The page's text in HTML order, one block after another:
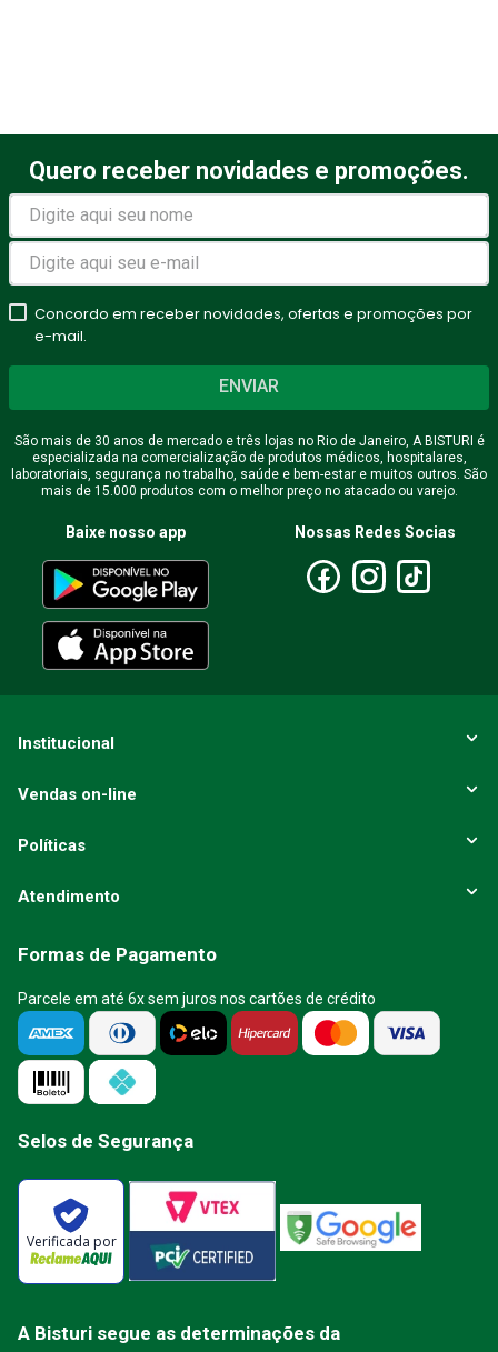
Quero receber novidades e promoções.
Concordo em receber novidades, ofertas e promoções por
e-mail.
ENVIAR
São mais de 30 anos de mercado e três lojas no Rio de Janeiro, A BISTURI é
especializada na comercialização de produtos médicos, hospitalares,
laboratoriais, segurança no trabalho, saúde e bem-estar e muitos outros. São
mais de 15.000 produtos com o melhor preço no atacado ou varejo.
Baixe nosso app Nossas Redes Socias
Institucional
Vendas on-line
Políticas
Atendimento
Formas de Pagamento
Parcele em até 6x sem juros nos cartões de crédito
Selos de Segurança
Verificada por
A Bisturi segue as determinações da